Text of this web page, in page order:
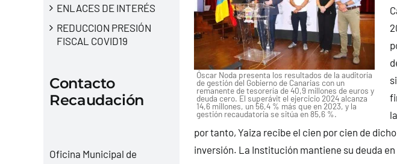
ENLACES DE INTERÉS
REDUCCION PRESIÓN
FISCAL COVID19
Contacto
Recaudación
Oficina Municipal de
Óscar Noda presenta los resultados de la auditoría
de gestión del Gobierno de Canarias con un
remanente de tesorería de 40,9 millones de euros y
deuda cero. El superávit el ejercicio 2024 alcanza
14,6 millones, un 56,4 % más que en 2023, y la
gestión recaudatoria se sitúa en 85,6 %.
por tanto, Yaiza recibe el cien por cien de
inversión. La Institución mantiene su deuda